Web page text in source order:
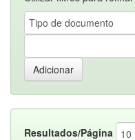
Resultados/Página